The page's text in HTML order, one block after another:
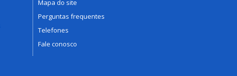
Mapa do site
Perguntas frequentes
Telefones
Fale conosco